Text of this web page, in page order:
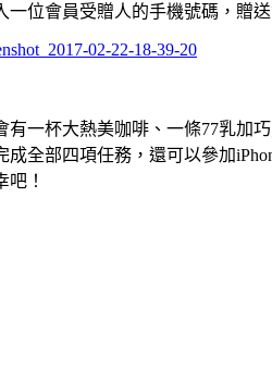
位會員受贈人的手機號碼，贈
一杯大熱美咖啡、一條77乳加
全部四項任務，還可以參加
！